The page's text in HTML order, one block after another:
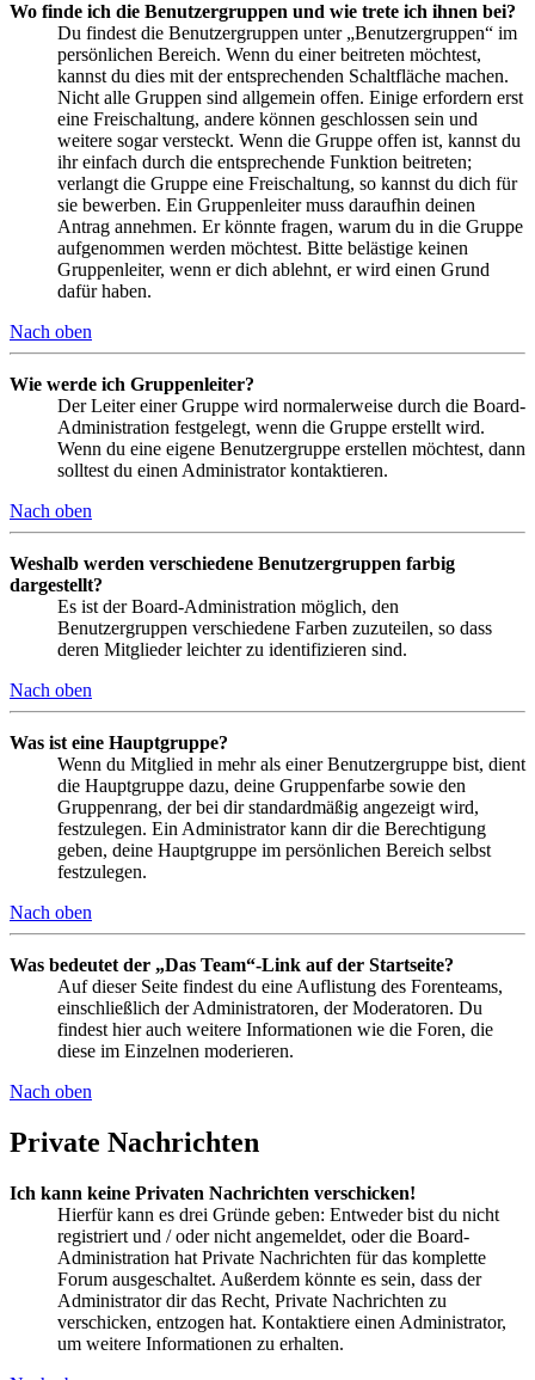
Wo finde ich die Benutzergruppen und wie trete ich ihnen bei?
Du findest die Benutzergruppen unter „Benutzergruppen“ im
persönlichen Bereich. Wenn du einer beitreten möchtest,
kannst du dies mit der entsprechenden Schaltfläche machen.
Nicht alle Gruppen sind allgemein offen. Einige erfordern erst
eine Freischaltung, andere können geschlossen sein und
weitere sogar versteckt. Wenn die Gruppe offen ist, kannst du
ihr einfach durch die entsprechende Funktion beitreten;
verlangt die Gruppe eine Freischaltung, so kannst du dich für
sie bewerben. Ein Gruppenleiter muss daraufhin deinen
Antrag annehmen. Er könnte fragen, warum du in die Gruppe
aufgenommen werden möchtest. Bitte belästige keinen
Gruppenleiter, wenn er dich ablehnt, er wird einen Grund
dafür haben.
Nach oben
Wie werde ich Gruppenleiter?
Der Leiter einer Gruppe wird normalerweise durch die Board-
Administration festgelegt, wenn die Gruppe erstellt wird.
Wenn du eine eigene Benutzergruppe erstellen möchtest, dann
solltest du einen Administrator kontaktieren.
Nach oben
Weshalb werden verschiedene Benutzergruppen farbig
dargestellt?
Es ist der Board-Administration möglich, den
Benutzergruppen verschiedene Farben zuzuteilen, so dass
deren Mitglieder leichter zu identifizieren sind.
Nach oben
Was ist eine Hauptgruppe?
Wenn du Mitglied in mehr als einer Benutzergruppe bist, dient
die Hauptgruppe dazu, deine Gruppenfarbe sowie den
Gruppenrang, der bei dir standardmäßig angezeigt wird,
festzulegen. Ein Administrator kann dir die Berechtigung
geben, deine Hauptgruppe im persönlichen Bereich selbst
festzulegen.
Nach oben
Was bedeutet der „Das Team“-Link auf der Startseite?
Auf dieser Seite findest du eine Auflistung des Forenteams,
einschließlich der Administratoren, der Moderatoren. Du
findest hier auch weitere Informationen wie die Foren, die
diese im Einzelnen moderieren.
Nach oben
Private Nachrichten
Ich kann keine Privaten Nachrichten verschicken!
Hierfür kann es drei Gründe geben: Entweder bist du nicht
registriert und / oder nicht angemeldet, oder die Board-
Administration hat Private Nachrichten für das komplette
Forum ausgeschaltet. Außerdem könnte es sein, dass der
Administrator dir das Recht, Private Nachrichten zu
verschicken, entzogen hat. Kontaktiere einen Administrator,
um weitere Informationen zu erhalten.